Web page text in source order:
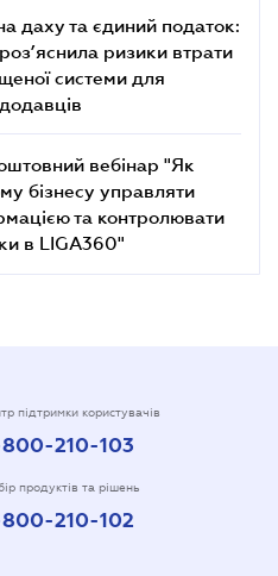
даху та єдиний податок:
ризики втрати
системи для
вебінар "Як
бізнесу управляти
та контролювати
в LIGA360"
підтримки користувачів
210-103
продуктів та рішень
210-102